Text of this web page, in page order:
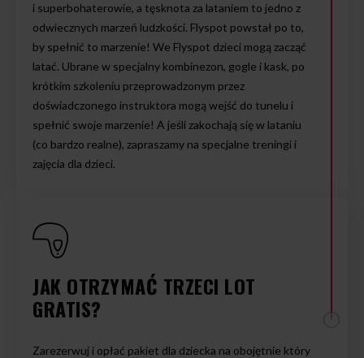
i superbohaterowie, a tęsknota za lataniem to jedno z
odwiecznych marzeń ludzkości. Flyspot powstał po to,
by spełnić to marzenie! We Flyspot dzieci mogą zacząć
latać. Ubrane w specjalny kombinezon, gogle i kask, po
krótkim szkoleniu przeprowadzonym przez
doświadczonego instruktora mogą wejść do tunelu i
spełnić swoje marzenie! A jeśli zakochają się w lataniu
(co bardzo realne), zapraszamy na specjalne treningi i
zajęcia dla dzieci.
JAK OTRZYMAĆ TRZECI LOT
GRATIS?
Zarezerwuj i opłać pakiet dla dziecka na obojętnie który